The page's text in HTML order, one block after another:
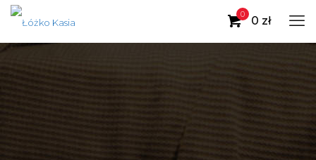
0 0 zł